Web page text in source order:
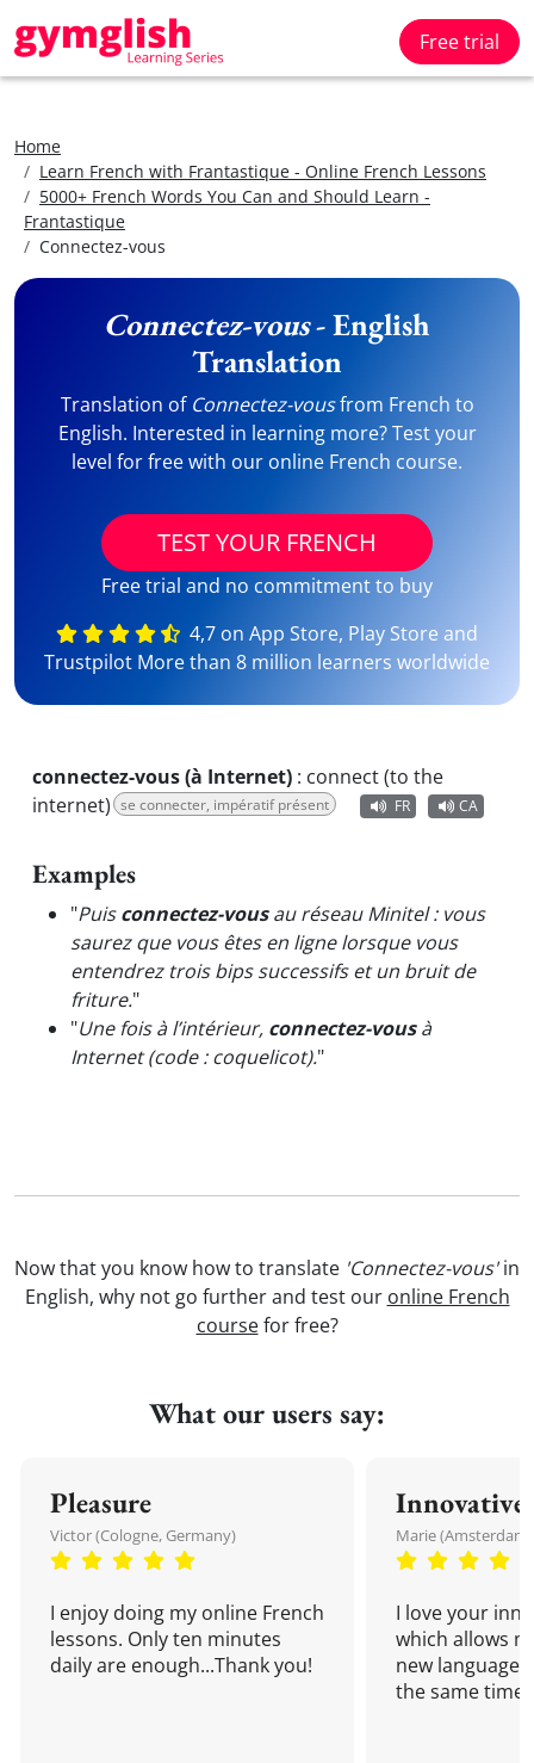
Free trial
Home
Learn French with Frantastique - Online French Lessons
5000+ French Words You Can and Should Learn -
Frantastique
Connectez-vous
Connectez-vous- English
Translation
Translation of Connectez-vousfrom French to
English. Interested in learning more? Test your
level for free with our online French course.
TEST YOUR FRENCH
Free trial and no commitment to buy
4,7 on App Store, Play Store and
Trustpilot More than 8 million learners worldwide
connectez-vous (à Internet) : connect (to the
internet) se connecter, impératif présent FR CA
Examples
"Puisconnectez-vousau réseau Minitel : vous
saurez que vous êtes en ligne lorsque vous
entendrez trois bips successifs et un bruit de
friture."
"Une fois à l’intérieur, connectez-vousà
Internet (code : coquelicot)."
Now that you know how to translate 'Connectez-vous'in
English, why not go further and test our online French
coursefor free?
What our users say:
Pleasure
Victor (Cologne, Germany)
I enjoy doing my online French
lessons. Only ten minutes
daily are enough...Thank you!
Innovative
Marie
I love your
which allows
new language
the same time!